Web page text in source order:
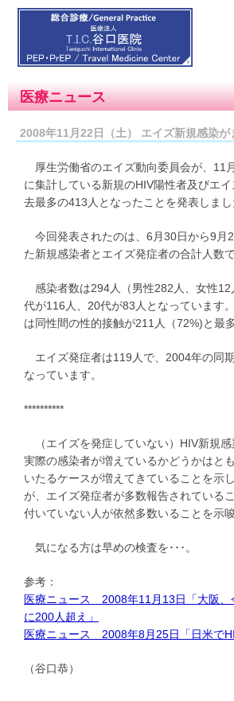
医療ニュース
2008年11月22日（土） エイズ新規感染が
厚生労働省のエイズ動向委員会が、11
に集計している新規のHIV陽性者及びエ
去最多の413人となったことを発表しまし
今回発表されたのは、6月30日から9月
た新規感染者とエイズ発症者の合計人数で
感染者数は294人（男性282人、女性12
代が116人、20代が83人となっています
は同性間の性的接触が211人（72%)と最
エイズ発症者は119人で、2004年の同
なっています。
**********
（エイズを発症していない）HIV新規感
実際の感染者が増えているかどうかはと
いたるケースが増えてきていることを示
が、エイズ発症者が多数報告されている
付いていない人が依然多数いることを示唆
気になる方は早めの検査を･･･。
参考：
医療ニュース 2008年11月13日「大阪、
に200人超え」
医療ニュース 2008年8月25日「日米で
（谷口恭）